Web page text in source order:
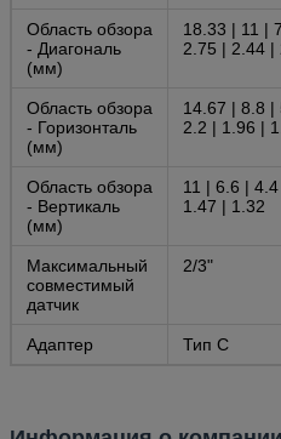
Область обзора
- Диагональ
(мм)
18.33 | 11 |
2.75 | 2.44 |
Область обзора
- Горизонталь
(мм)
14.67 | 8.8 |
2.2 | 1.96 |
Область обзора
- Вертикаль
(мм)
11 | 6.6 |
1.47 | 1.32
Максимальный
совместимый
датчик
2/3"
Адаптер Тип C